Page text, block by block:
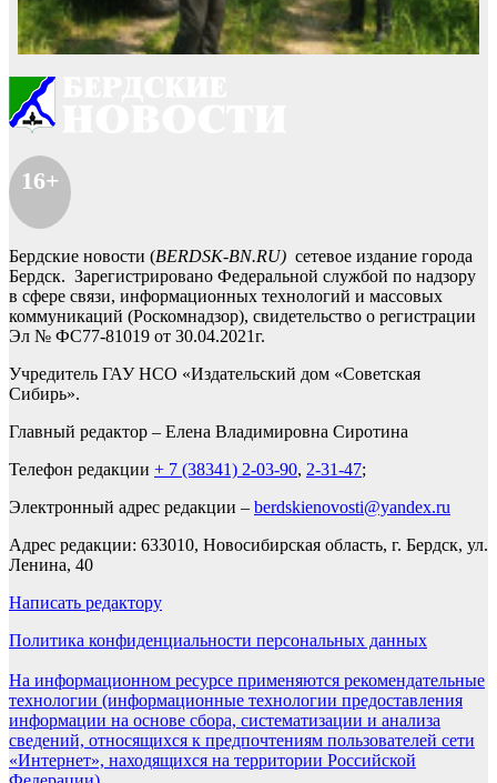
16+
Бердские новости (BERDSK-BN.RU) сетевое издание города
Бердск. Зарегистрировано Федеральной службой по надзору
в сфере связи, информационных технологий и массовых
коммуникаций (Роскомнадзор), свидетельство о регистрации
Эл № ФС77-81019 от 30.04.2021г.
Учредитель ГАУ НСО «Издательский дом «Советская
Сибирь».
Главный редактор – Елена Владимировна Сиротина
Телефон редакции + 7 (38341) 2-03-90, 2-31-47;
Электронный адрес редакции – berdskienovosti@yandex.ru
Адрес редакции: 633010, Новосибирская область, г. Бердск, ул.
Ленина, 40
Написать редактору
Политика конфиденциальности персональных данных
На информационном ресурсе применяются рекомендательные
технологии (информационные технологии предоставления
информации на основе сбора, систематизации и анализа
сведений, относящихся к предпочтениям пользователей сети
«Интернет», находящихся на территории Российской